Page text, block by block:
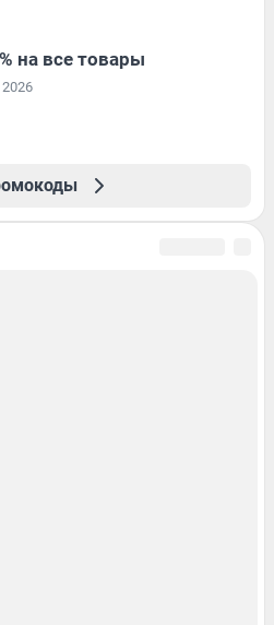
на все товары
2026